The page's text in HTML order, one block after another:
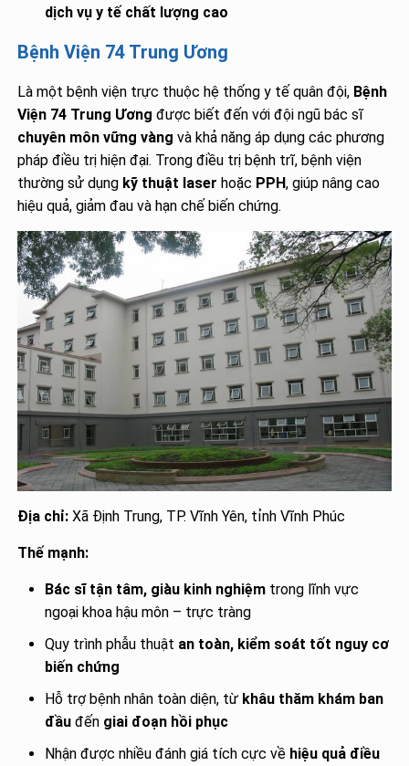
dịch vụ y tế chất lượng cao
Bệnh Viện 74 Trung Ương
Là một bệnh viện trực thuộc hệ thống y tế quân đội, Bệnh
Viện 74 Trung Ương được biết đến với đội ngũ bác sĩ
chuyên môn vững vàng và khả năng áp dụng các phương
pháp điều trị hiện đại. Trong điều trị bệnh trĩ, bệnh viện
thường sử dụng kỹ thuật laser hoặc PPH, giúp nâng cao
hiệu quả, giảm đau và hạn chế biến chứng.
Địa chỉ: Xã Định Trung, TP. Vĩnh Yên, tỉnh Vĩnh Phúc
Thế mạnh:
Bác sĩ tận tâm, giàu kinh nghiệm trong lĩnh vực
ngoại khoa hậu môn – trực tràng
Quy trình phẫu thuật an toàn, kiểm soát tốt nguy cơ
biến chứng
Hỗ trợ bệnh nhân toàn diện, từ khâu thăm khám ban
đầu đến giai đoạn hồi phục
Nhận được nhiều đánh giá tích cực về hiệu quả điều